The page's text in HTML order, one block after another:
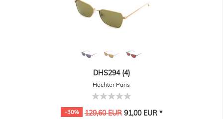
DHS294 (4)
Hechter Paris
-30% 129,60 EUR91,00 EUR *